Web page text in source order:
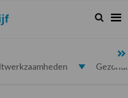
Zoeken...
Zoek